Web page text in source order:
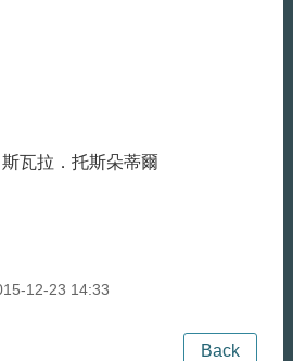
瓦拉．托斯朵蒂爾
12-23 14:33
Back